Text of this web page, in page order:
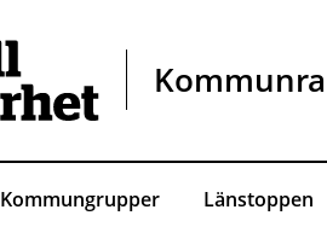
Kommungrupper Länstoppen